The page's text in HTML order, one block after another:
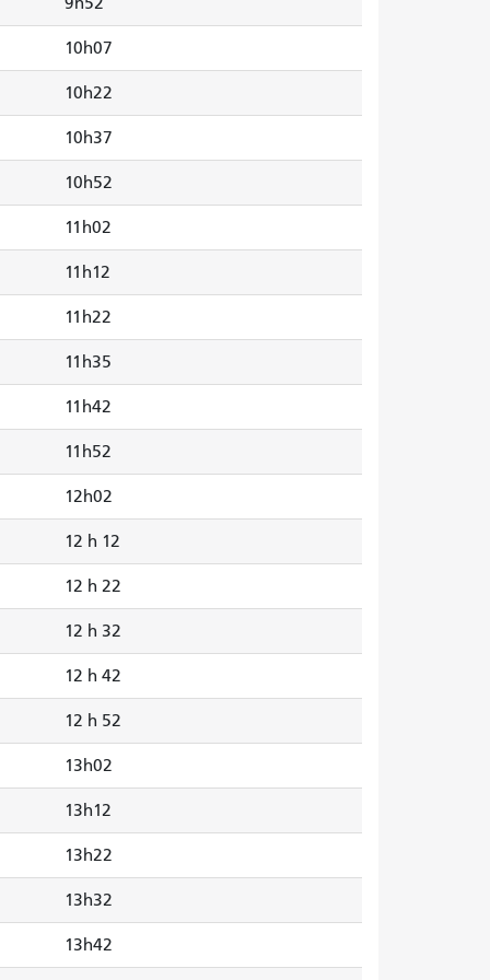
10h07
10h22
10h37
10h52
11h02
11h12
11h22
11h35
11h42
11h52
12h02
12 h 12
12 h 22
12 h 32
12 h 42
12 h 52
13h02
13h12
13h22
13h32
13h42